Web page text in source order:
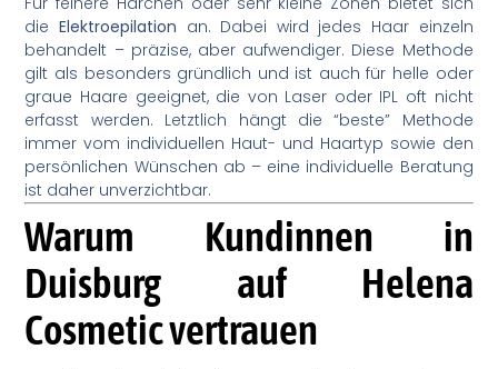
die Elektroepilation an. Dabei wird jedes Haar einzeln
behandelt – präzise, aber aufwendiger. Diese Methode
gilt als besonders gründlich und ist auch für helle oder
graue Haare geeignet, die von Laser oder IPL oft nicht
erfasst werden. Letztlich hängt die “beste” Methode
immer vom individuellen Haut- und Haartyp sowie den
persönlichen Wünschen ab – eine individuelle Beratung
ist daher unverzichtbar.
Warum Kundinnen in
Duisburg auf Helena
Cosmetic vertrauen